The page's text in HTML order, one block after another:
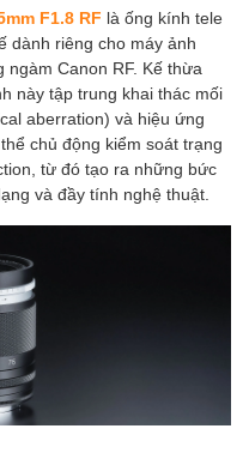
F1.8 RF là ống kính tele
dành riêng cho máy ảnh
Canon RF. Kế thừa
này tập trung khai thác mối
aberration) và hiệu ứng
chủ động kiểm soát trạng
từ đó tạo ra những bức
và đầy tính nghệ thuật.